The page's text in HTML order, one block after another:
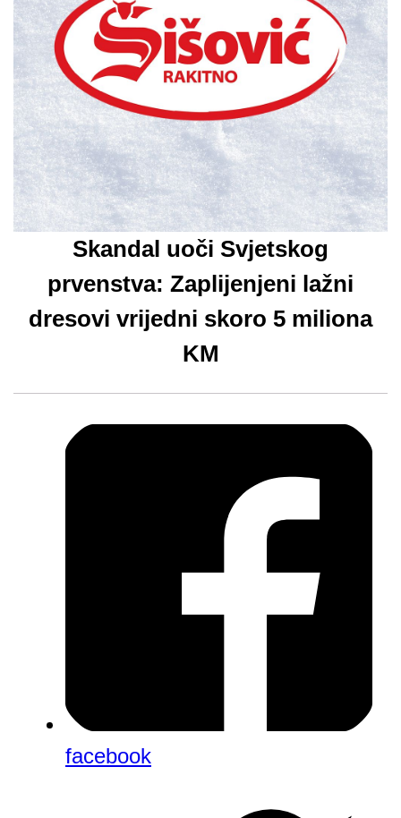
Skandal uoči Svjetskog
prvenstva: Zaplijenjeni lažni
dresovi vrijedni skoro 5 miliona
KM
facebook